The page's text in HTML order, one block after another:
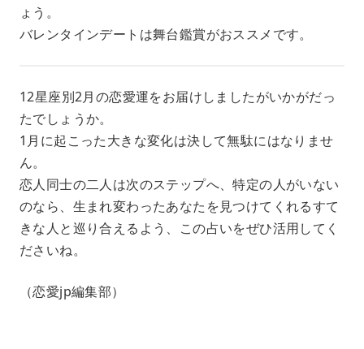
ょう。
バレンタインデートは舞台鑑賞がおススメです。
12星座別2月の恋愛運をお届けしましたがいかがだっ
たでしょうか。
1月に起こった大きな変化は決して無駄にはなりませ
ん。
恋人同士の二人は次のステップへ、特定の人がいない
のなら、生まれ変わったあなたを見つけてくれるすて
きな人と巡り合えるよう、この占いをぜひ活用してく
ださいね。
（恋愛jp編集部）